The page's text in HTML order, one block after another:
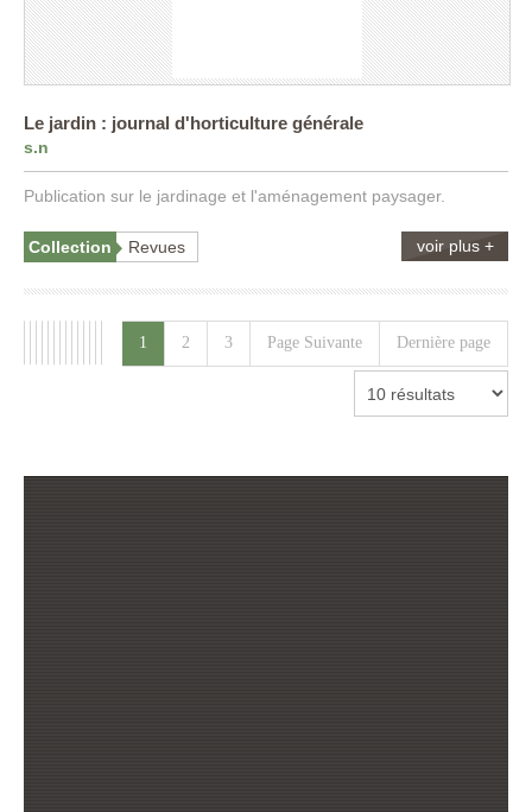
Le jardin : journal d'horticulture générale
s.n
Publication sur le jardinage et l'aménagement paysager.
Collection Revues voir plus +
1 2 3 Page Suivante Dernière page